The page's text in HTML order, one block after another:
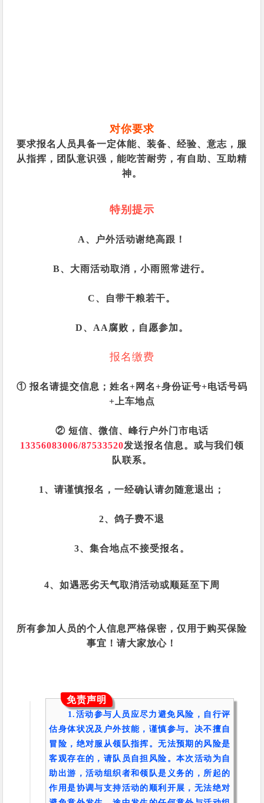
对你要求
要求报名人员具备一定体能、装备、经验、意志，服
从指挥，团队意识强，能吃苦耐劳，有自助、互助精
神。
特别提示
A、户外活动谢绝高跟！
B、大雨活动取消，小雨照常进行。
C、自带干粮若干。
D、AA腐败，自愿参加。
报名缴费
① 报名请提交信息；姓名+网名+身份证号+电话号码
+上车地点
② 短信、微信、峰行户外门市电话
13356083006/87533520发送报名信息。或与我们领
队联系。
1、请谨慎报名，一经确认请勿随意退出；
2、鸽子费不退
3、集合地点不接受报名。
4、如遇恶劣天气取消活动或顺延至下周
所有参加人员的个人信息严格保密，仅用于购买保险
事宜！请大家放心！
免责声明
1.活动参与人员应尽力避免风险，自行评
估身体状况及户外技能，谨慎参与。决不擅自
冒险，绝对服从领队指挥。无法预期的风险是
客观存在的，请队员自担风险。本次活动为自
助出游，活动组织者和领队是义务的，所起的
作用是协调与支持活动的顺利开展，无法绝对